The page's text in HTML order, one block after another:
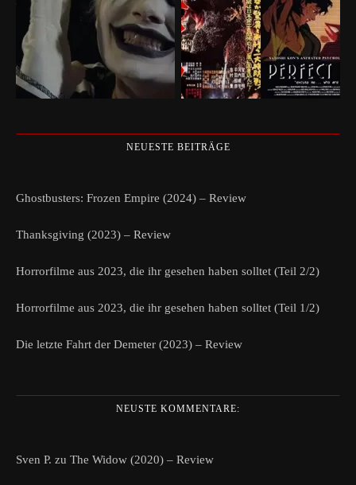
NEUESTE BEITRÄGE
Ghostbusters: Frozen Empire (2024) – Review
Thanksgiving (2023) – Review
Horrorfilme aus 2023, die ihr gesehen haben solltet (Teil 2/2)
Horrorfilme aus 2023, die ihr gesehen haben solltet (Teil 1/2)
Die letzte Fahrt der Demeter (2023) – Review
NEUSTE KOMMENTARE:
Sven P. zu The Widow (2020) – Review